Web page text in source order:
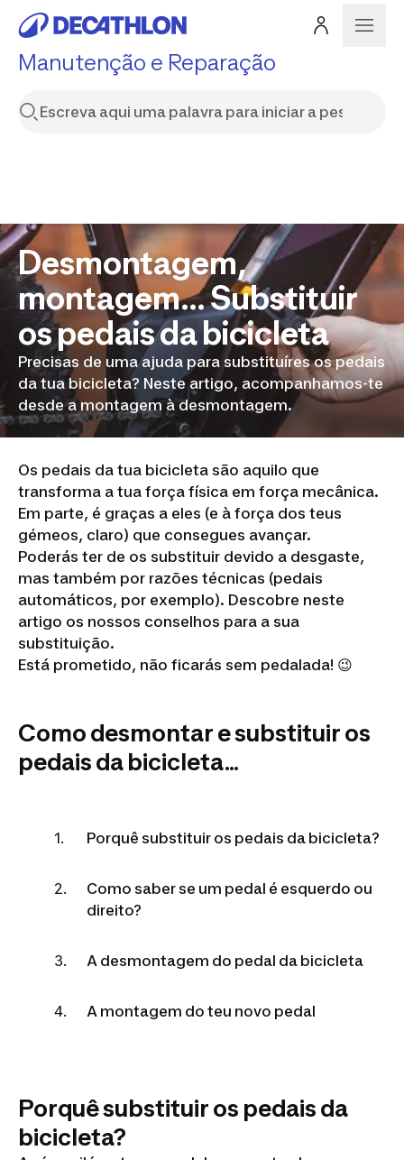
Manutenção e Reparação
Desmontagem,
montagem... Substituir
os pedais da bicicleta
Precisas de uma ajuda para substituíres os pedais
da tua bicicleta? Neste artigo, acompanhamos-te
desde a montagem à desmontagem.
Os pedais da tua bicicleta são aquilo que
transforma a tua força física em força mecânica.
Em parte, é graças a eles (e à força dos teus
gémeos, claro) que consegues avançar.
Poderás ter de os substituir devido a desgaste,
mas também por razões técnicas (pedais
automáticos, por exemplo). Descobre neste
artigo os nossos conselhos para a sua
substituição.
Está prometido, não ficarás sem pedalada! 😉
Como desmontar e substituir os
pedais da bicicleta...
Porquê substituir os pedais da bicicleta?
Como saber se um pedal é esquerdo ou
direito?
A desmontagem do pedal da bicicleta
A montagem do teu novo pedal
Porquê substituir os pedais da
bicicleta?